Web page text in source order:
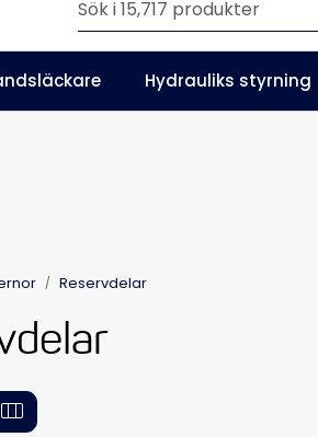
Outlet
Våra katalogerHydrauliks styrning
Reservdelar